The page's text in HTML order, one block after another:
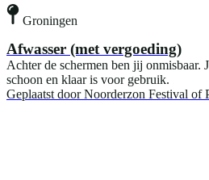
Groningen
Afwasser (met vergoeding)
Achter de schermen ben jij onmisbaar.
schoon en klaar is voor gebruik.
Geplaatst door Noorderzon Festival of